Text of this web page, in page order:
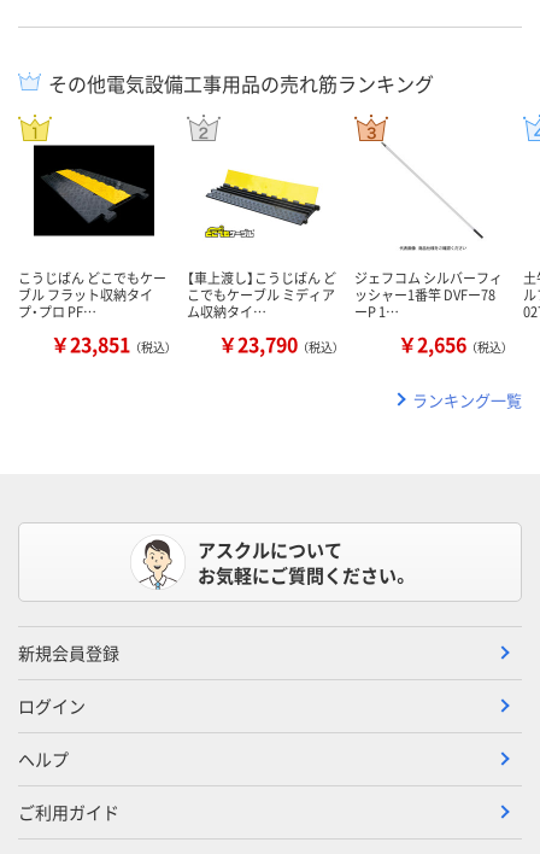
その他電気設備工事用品の売れ筋ランキング
こうじばん どこでもケー
ブル フラット収納タイ
プ・プロ PF…
￥23,851 （税込）
【車上渡し】こうじばん ど
こでもケーブル ミディア
ム収納タイ…
￥23,790 （税込）
ジェフコム シルバーフィ
ッシャー1番竿 DVFー78
ーP 1…
￥2,656 （税込）
土
ランキング一覧
アスクルについて
お気軽にご質問ください。
新規会員登録
ログイン
ヘルプ
ご利用ガイド